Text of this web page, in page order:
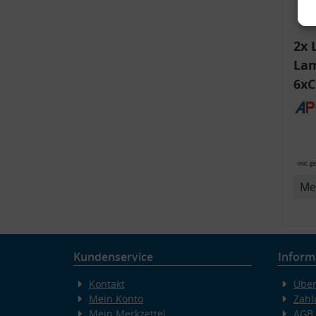
2x
inkl.
Kundenservice
Kontakt
Mein Konto